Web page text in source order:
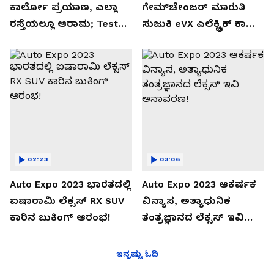
ಕಾರ್ಲೋ ಪ್ರಯಾಣ, ಎಲ್ಲಾ
ರಸ್ತೆಯಲ್ಲೂ ಆರಾಮ; Test
ಗೇಮ್‌ಚೇಂಜರ್ ಮಾರುತಿ
ಸುಜುಕಿ eVX ಎಲೆಕ್ಟ್ರಿಕ್ ಕಾರು
Auto Expo 2023 ಭಾರತದಲ್ಲಿ
ಐಷಾರಾಮಿ ಲೆಕ್ಸಸ್ RX SUV
ಕಾರಿನ ಬುಕಿಂಗ್ ಆರಂಭ!
02:23
Auto Expo 2023 ಆಕರ್ಷಕ
ವಿನ್ಯಾಸ, ಅತ್ಯಾಧುನಿಕ
ತಂತ್ರಜ್ಞಾನದ ಲೆಕ್ಸಸ್ ಇವಿ
03:06
ಇನ್ನಷ್ಟು ಓದಿ